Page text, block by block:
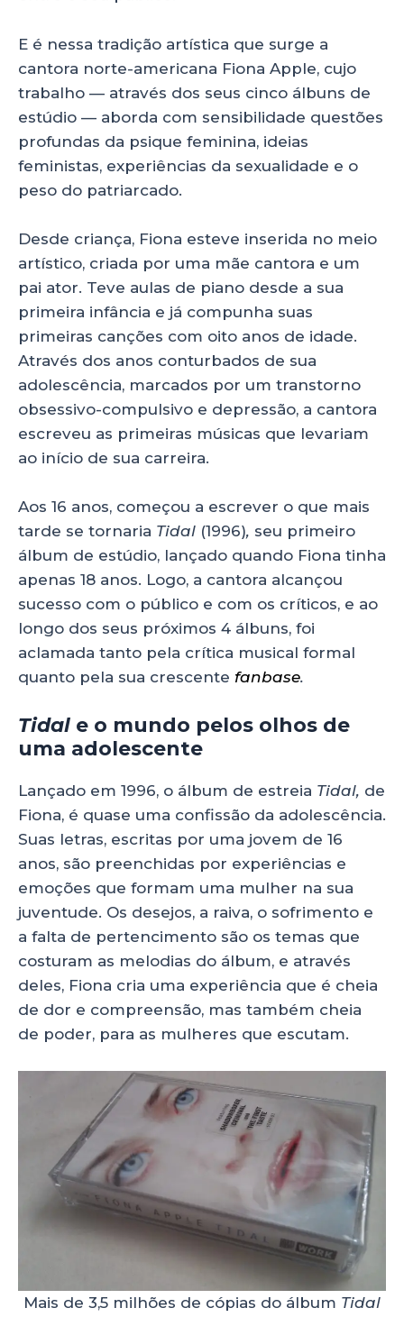
E é nessa tradição artística que surge a
cantora norte-americana Fiona Apple, cujo
trabalho — através dos seus cinco álbuns de
estúdio — aborda com sensibilidade questões
profundas da psique feminina, ideias
feministas, experiências da sexualidade e o
peso do patriarcado.
Desde criança, Fiona esteve inserida no meio
artístico, criada por uma mãe cantora e um
pai ator. Teve aulas de piano desde a sua
primeira infância e já compunha suas
primeiras canções com oito anos de idade.
Através dos anos conturbados de sua
adolescência, marcados por um transtorno
obsessivo-compulsivo e depressão, a cantora
escreveu as primeiras músicas que levariam
ao início de sua carreira.
Aos 16 anos, começou a escrever o que mais
tarde se tornaria Tidal (1996), seu primeiro
álbum de estúdio, lançado quando Fiona tinha
apenas 18 anos. Logo, a cantora alcançou
sucesso com o público e com os críticos, e ao
longo dos seus próximos 4 álbuns, foi
aclamada tanto pela crítica musical formal
quanto pela sua crescente fanbase.
Tidal e o mundo pelos olhos de
uma adolescente
Lançado em 1996, o álbum de estreia Tidal, de
Fiona, é quase uma confissão da adolescência.
Suas letras, escritas por uma jovem de 16
anos, são preenchidas por experiências e
emoções que formam uma mulher na sua
juventude. Os desejos, a raiva, o sofrimento e
a falta de pertencimento são os temas que
costuram as melodias do álbum, e através
deles, Fiona cria uma experiência que é cheia
de dor e compreensão, mas também cheia
de poder, para as mulheres que escutam.
Mais de 3,5 milhões de cópias do álbum Tidal